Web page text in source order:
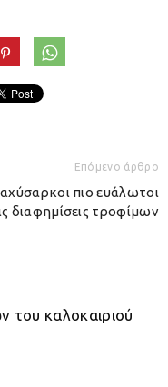
Επόμενο άρθρο
πιο ευάλωτοι
διαφημίσεις τροφίμων
του καλοκαιριού